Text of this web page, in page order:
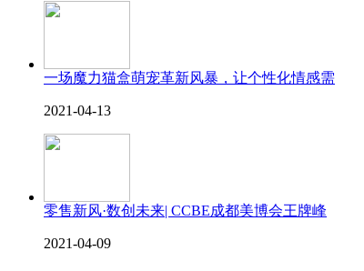
一场魔力猫盒萌宠革新风暴，让个性化情感需
2021-04-13
零售新风·数创未来| CCBE成都美博会王牌峰
2021-04-09